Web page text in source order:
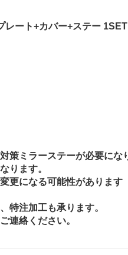
レート+カバー+ステー 1SET
策ミラーステーが必要にな
ります。
更になる可能性があります
特注加工も承ります。
連絡ください。